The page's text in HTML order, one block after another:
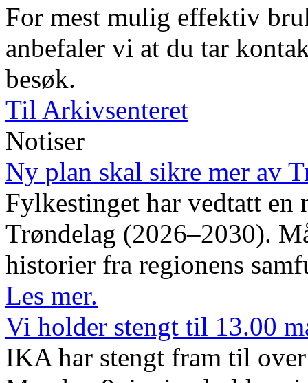
For mest mulig effektiv
anbefaler vi at du tar
besøk.
Til Arkivsenteret
Notiser
Ny plan skal sikre mer av
Fylkestinget har vedtatt
Trøndelag (2026–2030).
historier fra regionens
Les mer.
Vi holder stengt til 13.00
IKA har stengt fram til